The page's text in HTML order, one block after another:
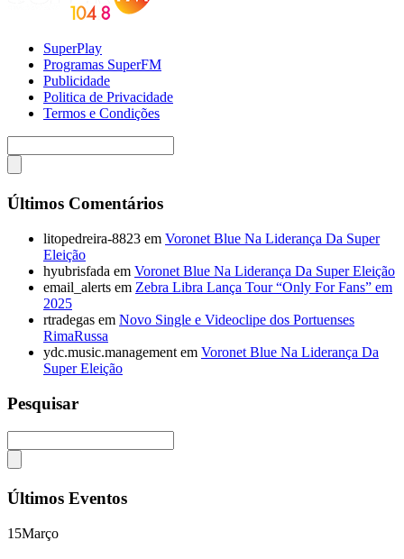
SuperPlay
Programas SuperFM
Publicidade
Politica de Privacidade
Termos e Condições
Últimos Comentários
litopedreira-8823 em Voronet Blue Na Liderança Da Super
Eleição
hyubrisfada em Voronet Blue Na Liderança Da Super Eleição
email_alerts em Zebra Libra Lança Tour “Only For Fans” em
2025
rtradegas em Novo Single e Videoclipe dos Portuenses
RimaRussa
ydc.music.management em Voronet Blue Na Liderança Da
Super Eleição
Pesquisar
Últimos Eventos
15Março